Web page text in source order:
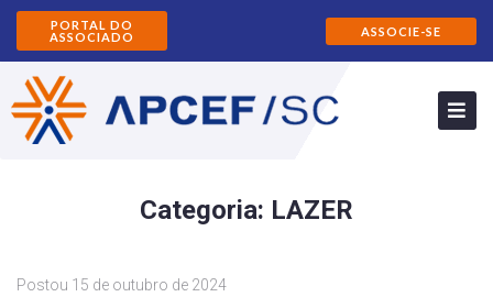
PORTAL DO
ASSOCIADO
ASSOCIE-SE
Categoria: LAZER
Postou 15 de outubro de 2024